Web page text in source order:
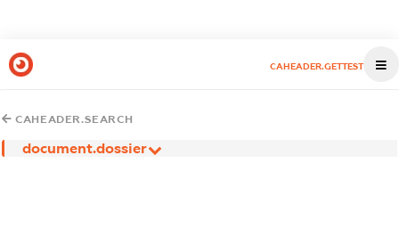
CAHEADER.GETTEST
CAHEADER.SEARCH
document.dossier